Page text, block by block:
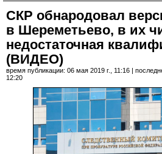
СКР обнародовал
в Шереметьево, в их
недостаточная
(ВИДЕО)
время публикации: 06 мая 2019 г., 11:16 |
12:20